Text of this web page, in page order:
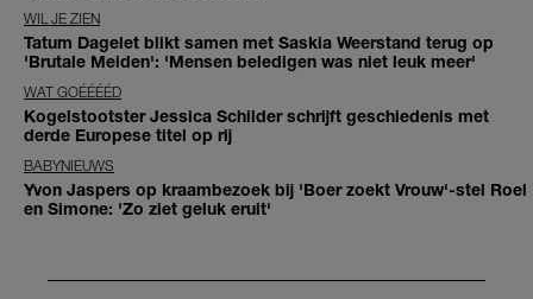
WIL JE ZIEN
Tatum Dagelet blikt samen met Saskia Weerstand terug op
'Brutale Meiden': 'Mensen beledigen was niet leuk meer'
WAT GOÉÉÉÉD
Kogelstootster Jessica Schilder schrijft geschiedenis met
derde Europese titel op rij
BABYNIEUWS
Yvon Jaspers op kraambezoek bij 'Boer zoekt Vrouw'-stel Roel
en Simone: 'Zo ziet geluk eruit'